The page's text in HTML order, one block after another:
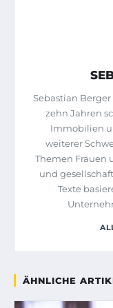
Sebastian
zehn Jahren
Immobilien
weiterer
Themen Frauen
und
Texte
ÄHNLICHE